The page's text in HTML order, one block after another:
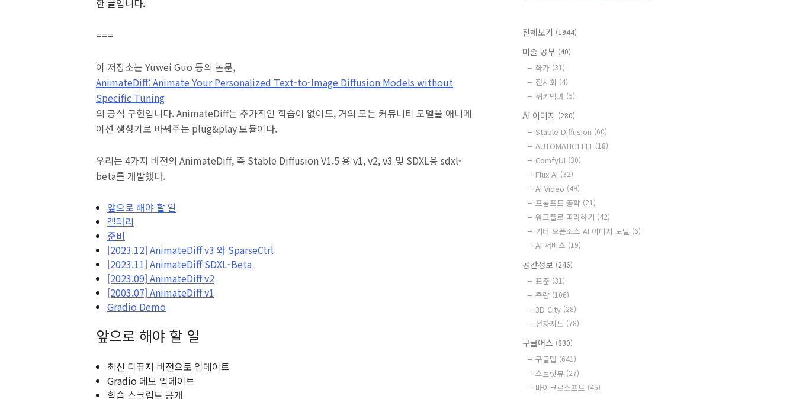
한 글입니다.
===
이 저장소는 Yuwei Guo 등의 논문,
AnimateDiff: Animate Your Personalized Text-to-Image Diffusion Models without
Specific Tuning
의 공식 구현입니다. AnimateDiff는 추가적인 학습이 없이도, 거의 모든 커뮤니티 모델을 애니메
이션 생성기로 바꿔주는 plug&play 모듈이다.
우리는 4가지 버전의 AnimateDiff, 즉 Stable Diffusion V1.5 용 v1, v2, v3 및 SDXL용 sdxl-
beta를 개발했다.
앞으로 해야 할 일
갤러리
준비
[2023.12] AnimateDiff v3 와 SparseCtrl
[2023.11] AnimateDiff SDXL-Beta
[2023.09] AnimateDiff v2
[2003.07] AnimateDiff v1
Gradio Demo
앞으로 해야 할 일
최신 디퓨저 버전으로 업데이트
Gradio 데모 업데이트
학습 스크립트 공개
전체보기 (1944)
미술 공부 (40)
화가 (31)
전시회 (4)
위키백과 (5)
AI 이미지 (280)
Stable Diffusion (60)
AUTOMATIC1111 (18)
ComfyUI (30)
Flux AI (32)
AI Video (49)
프롬프트 공학 (21)
워크플로 따라하기 (42)
기타 오픈소스 AI 이미지 모델 (6)
AI 서비스 (19)
공간정보 (246)
표준 (31)
측량 (106)
3D City (28)
전자지도 (78)
구글어스 (830)
구글맵 (641)
스트릿뷰 (27)
마이크로소프트 (45)